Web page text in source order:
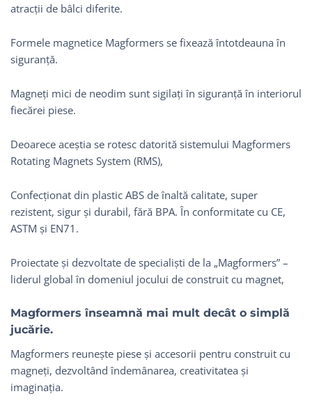
atracții de bâlci diferite.
Formele magnetice Magformers se fixează întotdeauna în
siguranță.
Magneți mici de neodim sunt sigilați în siguranță în interiorul
fiecărei piese.
Deoarece aceștia se rotesc datorită sistemului Magformers
Rotating Magnets System (RMS),
Confecționat din plastic ABS de înaltă calitate, super
rezistent, sigur și durabil, fără BPA. În conformitate cu CE,
ASTM și EN71.
Proiectate și dezvoltate de specialiști de la „Magformers” –
liderul global în domeniul jocului de construit cu magnet,
Magformers înseamnă mai mult decât o simplă
jucărie.
Magformers reunește piese și accesorii pentru construit cu
magneți, dezvoltând îndemânarea, creativitatea și
imaginația.